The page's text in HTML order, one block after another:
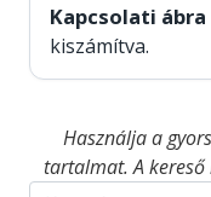
Kapcsolati ábra
kiszámítva.
Használja a
tartalmat. A